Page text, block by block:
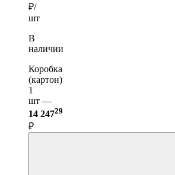
₽/
шт
В
наличии
Коробка
(картон)
1
шт —
14 24729
₽